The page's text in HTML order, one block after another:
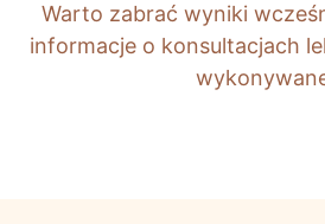
Warto zabrać wyniki
informacje o konsultacjach